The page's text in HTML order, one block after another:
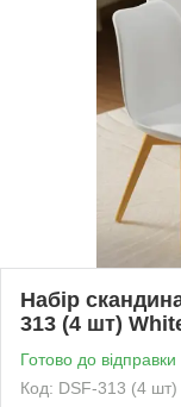
Набір
313 (4 шт)
Готово до відправки
Код: DSF-313 (4 шт)